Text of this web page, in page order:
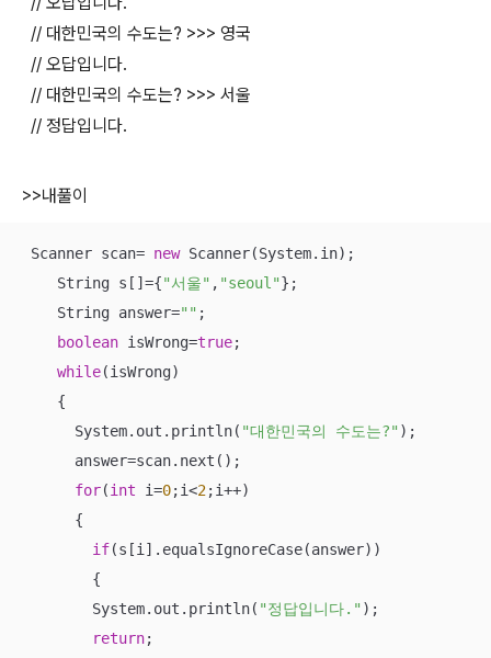
// 대한민국의 수도는? >>> 영국
// 오답입니다.
// 대한민국의 수도는? >>> 서울
// 정답입니다.
>>내풀이
Scanner scan= new Scanner(System.in);
    String s[]={
"서울" , "seoul"};
    String answer=
"" ;
boolean isWrong=true;
while(isWrong)
    {
      System.out.println(
"대한민국의 수도는?" );
      answer=scan.next();
for(int i=0;i<2;i++)
      {
if(s[i].equalsIgnoreCase(answer))
        {
        System.out.println(
"정답입니다." );
return;